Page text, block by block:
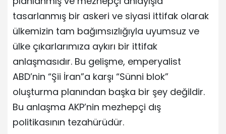
tasarlanmış bir askeri ve siyasi ittifak olarak
ülkemizin tam bağımsızlığıyla uyumsuz ve
ülke çıkarlarımıza aykırı bir ittifak
anlaşmasıdır. Bu gelişme, emperyalist
ABD’nin “Şii İran”a karşı “Sünni blok”
oluşturma planından başka bir şey değildir.
Bu anlaşma AKP’nin mezhepçi dış
politikasının tezahürüdür.